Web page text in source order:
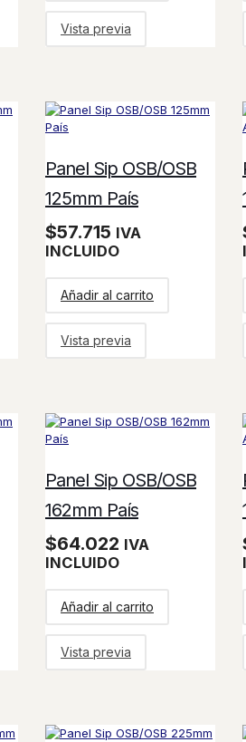
Vista previa
Panel Sip OSB/OSB
125mm País
$57.715 IVA
INCLUIDO
Añadir al carrito
Vista previa
Panel Sip OSB/OSB
162mm País
$64.022 IVA
INCLUIDO
Añadir al carrito
Vista previa